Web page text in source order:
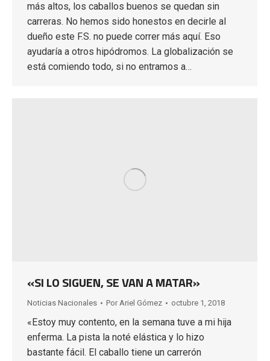
más altos, los caballos buenos se quedan sin
carreras. No hemos sido honestos en decirle al
dueño este F.S. no puede correr más aquí. Eso
ayudaría a otros hipódromos. La globalización se
está comiendo todo, si no entramos a…
«SI LO SIGUEN, SE VAN A MATAR»
Noticias Nacionales Por Ariel Gómez octubre 1, 2018
«Estoy muy contento, en la semana tuve a mi hija
enferma. La pista la noté elástica y lo hizo
bastante fácil. El caballo tiene un carrerón